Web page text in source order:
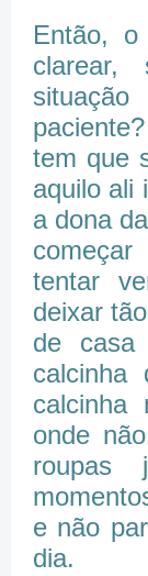
Então,
tem que
aquilo ali
a dona
tentar
deixar
de casa
calcinha
onde
roupas
e não
dia.